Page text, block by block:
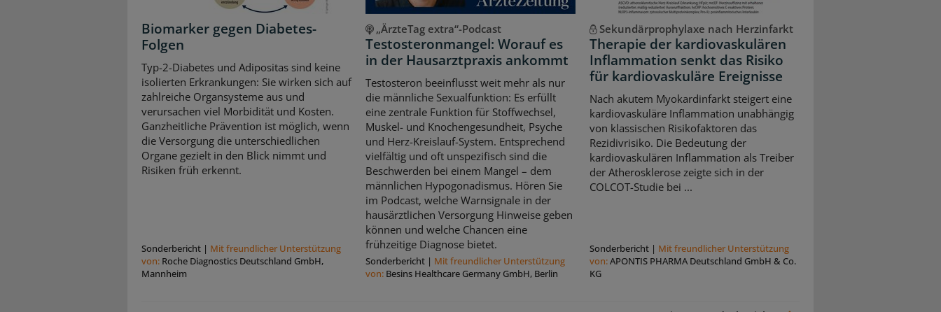
Biomarker gegen Diabetes-
Folgen
Typ-2-Diabetes und Adipositas sind keine
isolierten Erkrankungen: Sie wirken sich auf
zahlreiche Organsysteme aus und
verursachen viel Morbidität und Kosten.
Ganzheitliche Prävention ist möglich, wenn
die Versorgung die unterschiedlichen
Organe gezielt in den Blick nimmt und
Risiken früh erkennt.
Sonderbericht | Mit freundlicher Unterstützung
von: Roche Diagnostics Deutschland GmbH,
Mannheim
„ÄrzteTag extra“-Podcast
Testosteronmangel: Worauf es
in der Hausarztpraxis ankommt
Testosteron beeinflusst weit mehr als nur
die männliche Sexualfunktion: Es erfüllt
eine zentrale Funktion für Stoffwechsel,
Muskel- und Knochengesundheit, Psyche
und Herz-Kreislauf-System. Entsprechend
vielfältig und oft unspezifisch sind die
Beschwerden bei einem Mangel – dem
männlichen Hypogonadismus. Hören Sie
im Podcast, welche Warnsignale in der
hausärztlichen Versorgung Hinweise geben
können und welche Chancen eine
frühzeitige Diagnose bietet.
Sonderbericht| Mit freundlicher Unterstützung
von: Besins Healthcare Germany GmbH, Berlin
Sekundärprophylaxe nach Herzinfarkt
Therapie der kardiovaskulären
Inflammation senkt das Risiko
für kardiovaskuläre Ereignisse
Nach akutem Myokardinfarkt steigert eine
kardiovaskuläre Inflammation unabhängig
von klassischen Risikofaktoren das
Rezidivrisiko. Die Bedeutung der
kardiovaskulären Inflammation als Treiber
der Atherosklerose zeigte sich in der
COLCOT-Studie bei ...
Sonderbericht| Mit freundlicher Unterstützung
von:APONTIS PHARMA Deutschland GmbH & Co.
KG